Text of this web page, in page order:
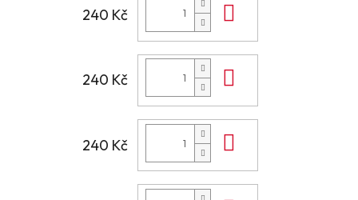
240 Kč
240 Kč
240 Kč